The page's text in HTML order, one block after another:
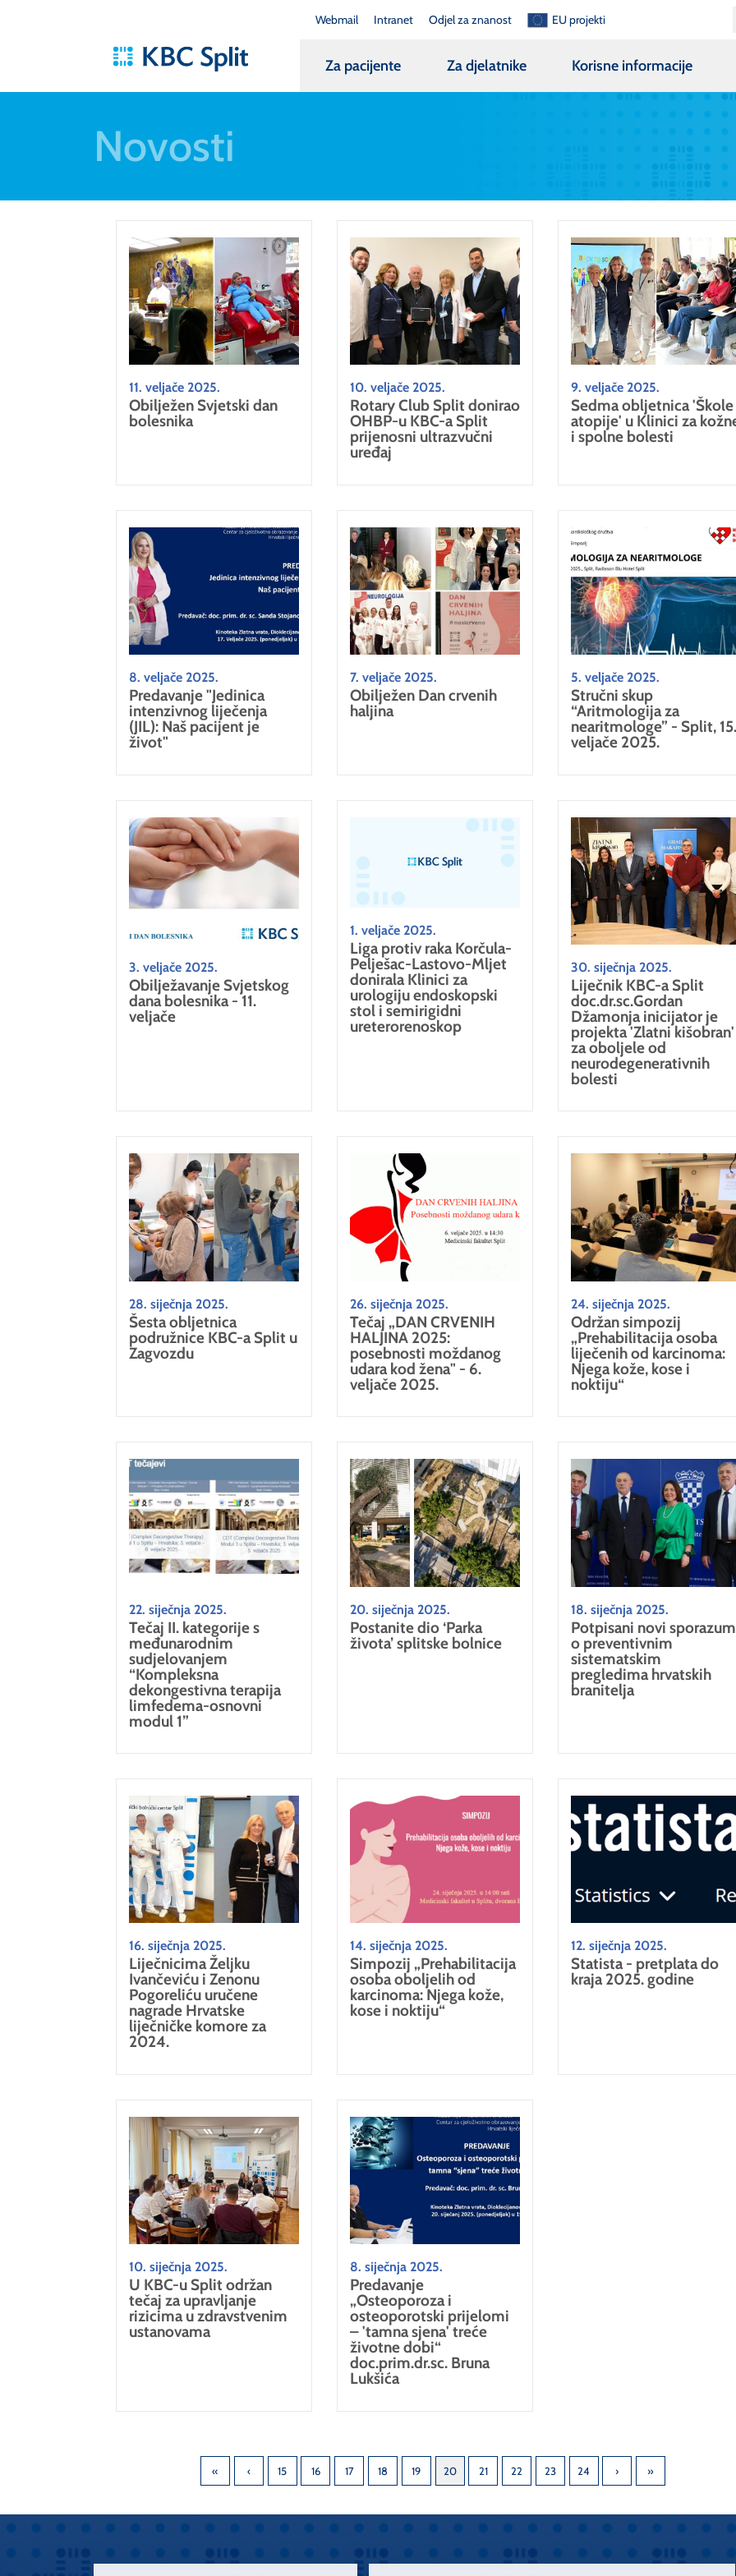
Webmail Intranet Odjel za znanost EU projekti
Za pacijente Za djelatnike Korisne informacije
Novosti
11. veljače 2025.
Obilježen Svjetski dan
bolesnika
10. veljače 2025.
Rotary Club Split donirao
OHBP-u KBC-a Split
prijenosni ultrazvučni
uređaj
9. veljače 2025.
Sedma obljetnica 'Škole
atopije' u Klinici za
i spolne bolesti
8. veljače 2025.
Predavanje "Jedinica
intenzivnog liječenja
(JIL): Naš pacijent je
život"
7. veljače 2025.
Obilježen Dan crvenih
haljina
5. veljače 2025.
Stručni skup
“Aritmologija za
nearitmologe” - Split, 15.
veljače 2025.
3. veljače 2025.
Obilježavanje Svjetskog
dana bolesnika - 11.
veljače
1. veljače 2025.
Liga protiv raka Korčula-
Pelješac-Lastovo-Mljet
donirala Klinici za
urologiju endoskopski
stol i semirigidni
ureterorenoskop
30. siječnja 2025.
Liječnik KBC-a Split
doc.dr.sc.Gordan
Džamonja inicijator je
projekta 'Zlatni kišobran'
za oboljele od
neurodegenerativnih
bolesti
28. siječnja 2025.
Šesta obljetnica
podružnice KBC-a Split u
Zagvozdu
26. siječnja 2025.
Tečaj „DAN CRVENIH
HALJINA 2025:
posebnosti moždanog
udara kod žena" - 6.
veljače 2025.
24. siječnja 2025.
Održan simpozij
„Prehabilitacija osoba
liječenih od karcinoma:
Njega kože, kose i
noktiju“
22. siječnja 2025.
Tečaj II. kategorije s
međunarodnim
sudjelovanjem
“Kompleksna
dekongestivna terapija
limfedema-osnovni
modul 1”
20. siječnja 2025.
Postanite dio ‘Parka
života’ splitske bolnice
18. siječnja 2025.
Potpisani novi
o preventivnim
sistematskim
pregledima hrvatskih
branitelja
16. siječnja 2025.
Liječnicima Željku
Ivančeviću i Zenonu
Pogoreliću uručene
nagrade Hrvatske
liječničke komore za
2024.
14. siječnja 2025.
Simpozij „Prehabilitacija
osoba oboljelih od
karcinoma: Njega kože,
kose i noktiju“
12. siječnja 2025.
Statista - pretplata do
kraja 2025. godine
10. siječnja 2025.
U KBC-u Split održan
tečaj za upravljanje
rizicima u zdravstvenim
ustanovama
8. siječnja 2025.
Predavanje
„Osteoporoza i
osteoporotski prijelomi
– 'tamna sjena' treće
životne dobi“
doc.prim.dr.sc. Bruna
Lukšića
15 16 17 18 19 20 21 22 23 24